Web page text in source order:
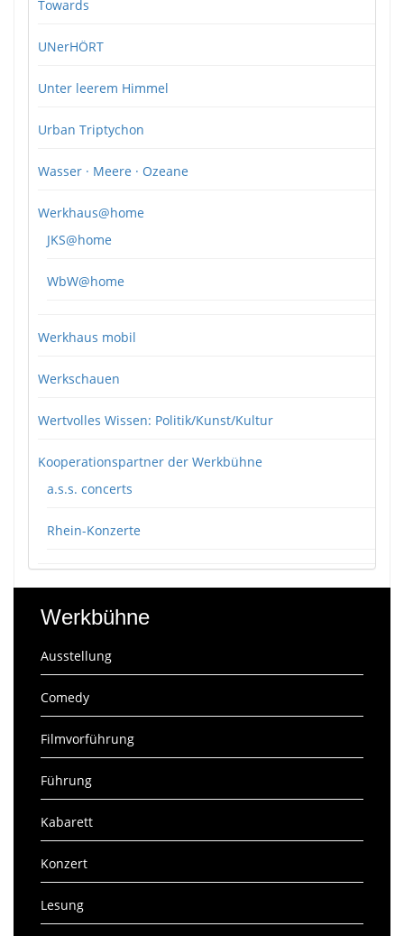
Towards
UNerHÖRT
Unter leerem Himmel
Urban Triptychon
Wasser · Meere · Ozeane
Werkhaus@home
JKS@home
WbW@home
Werkhaus mobil
Werkschauen
Wertvolles Wissen: Politik/Kunst/Kultur
Kooperationspartner der Werkbühne
a.s.s. concerts
Rhein-Konzerte
Werkbühne
Ausstellung
Comedy
Filmvorführung
Führung
Kabarett
Konzert
Lesung